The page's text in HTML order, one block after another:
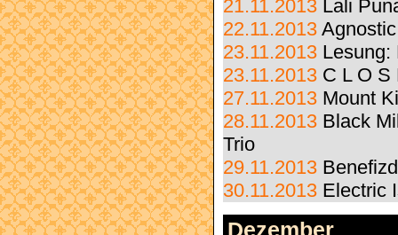
21.11.2013 Lali
22.11.2013
23.11.2013 Lesung:
23.11.2013 C L O S
27.11.2013 Mount
28.11.2013 Black
Trio
29.11.2013
30.11.2013 Electric